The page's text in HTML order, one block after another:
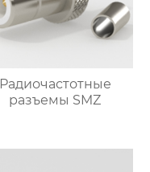
Радиочастотные
разъемы SMZ